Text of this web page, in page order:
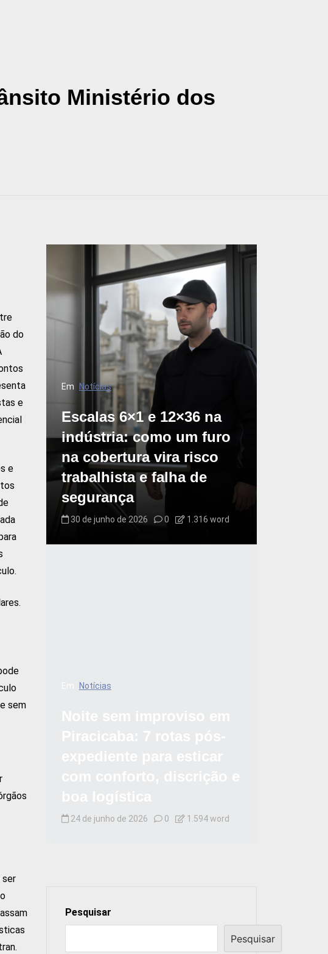
Ministério dos
do
e
e
sem
ser
Em Notícias
Escalas 6×1 e 12×36 na
indústria: como um furo
na cobertura vira risco
trabalhista e falha de
segurança
30 de junho de 2026 0 1.316 word
Notícias
24 de junho de 2026 0 1.594 word
Pesquisar
Pesquisar